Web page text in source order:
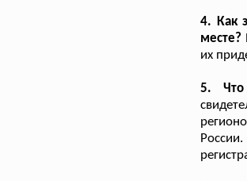
4. Как
месте?
их
5.